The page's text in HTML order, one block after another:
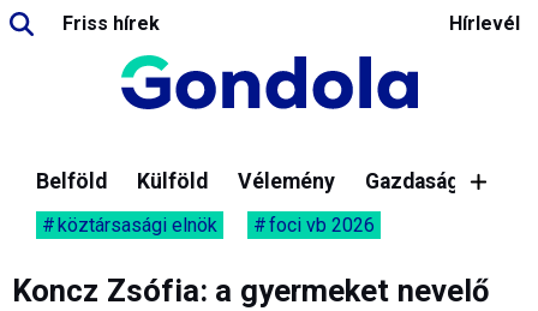
Friss hírek Hírlevél
Belföld Külföld Vélemény Gazdaság
köztársasági elnök foci vb 2026
Koncz Zsófia: a gyermeket nevelő